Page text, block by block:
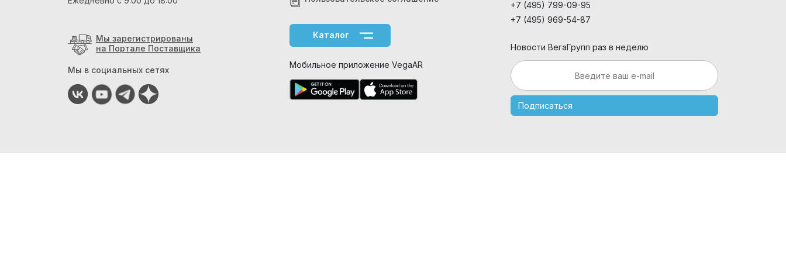
Мы зарегистрированы
на Портале Поставщика
Мы в социальных сетях
Каталог
Мобильное приложение VegaAR
+7 (495) 799-09-95
+7 (495) 969-54-87
Новости ВегаГрупп раз в неделю
Подписаться